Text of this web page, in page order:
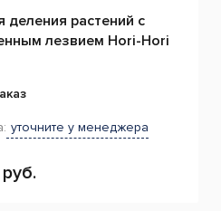
деления растений с
лезвием Hori-Hori
уточните у менеджера